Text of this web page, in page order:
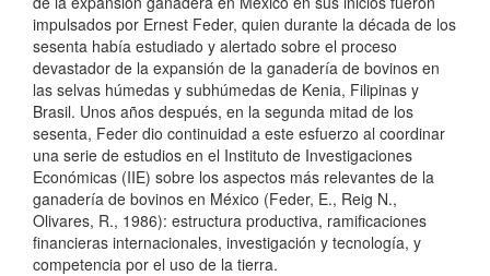
impulsados por Ernest Feder, quien durante la década de los
sesenta había estudiado y alertado sobre el proceso
devastador de la expansión de la ganadería de bovinos en
las selvas húmedas y subhúmedas de Kenia, Filipinas y
Brasil. Unos años después, en la segunda mitad de los
sesenta, Feder dio continuidad a este esfuerzo al coordinar
una serie de estudios en el Instituto de Investigaciones
Económicas (IIE) sobre los aspectos más relevantes de la
ganadería de bovinos en México (Feder, E., Reig N.,
Olivares, R., 1986): estructura productiva, ramificaciones
financieras internacionales, investigación y tecnología, y
competencia por el uso de la tierra.